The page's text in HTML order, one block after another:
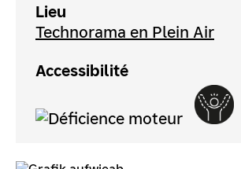
Lieu
Technorama en Plein Air
Accessibilité